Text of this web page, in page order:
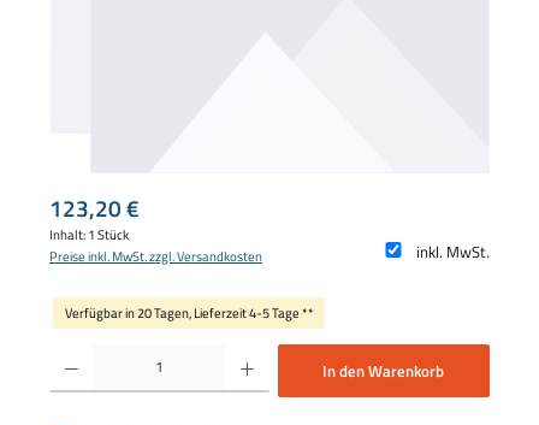
Regulärer Preis:
123,20 €
Inhalt:1 Stück
inkl. MwSt.
Preise inkl. MwSt. zzgl. Versandkosten
Verfügbar in 20 Tagen, Lieferzeit 4-5 Tage **
Produkt Anzahl: Gib den gewünschten Wert ein oder benutze die Schaltflächen um
In den Warenkorb